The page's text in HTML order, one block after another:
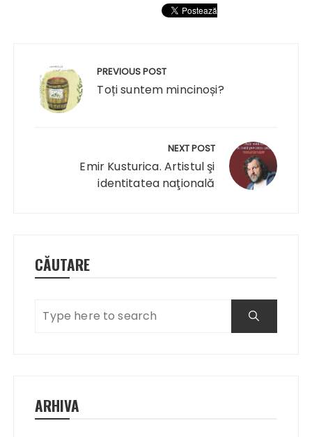
articole
PREVIOUS POST
Toți suntem mincinoși?
NEXT POST
Emir Kusturica. Artistul şi
identitatea naţională
CĂUTARE
ARHIVA